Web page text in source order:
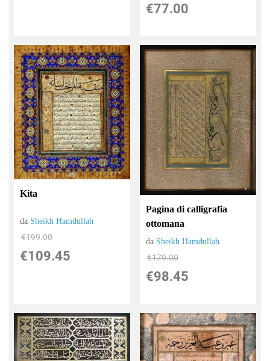
€77.00
Kita
da Sheikh Hamdullah
€199.00
€109.45
Pagina di calligrafia
ottomana
da Sheikh Hamdullah
€179.00
€98.45